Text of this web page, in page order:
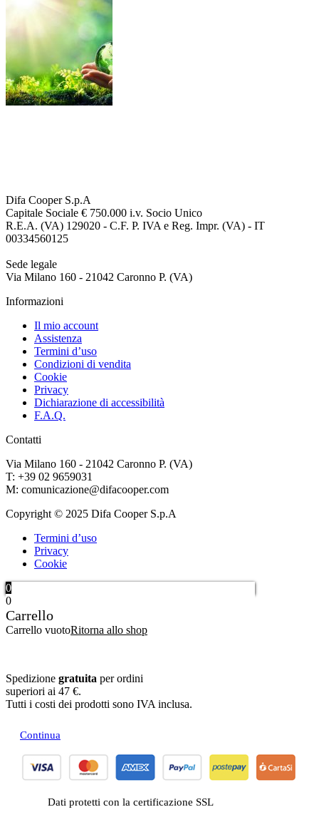
Difa Cooper S.p.A
Capitale Sociale € 750.000 i.v. Socio Unico
R.E.A. (VA) 129020 - C.F. P. IVA e Reg. Impr. (VA) - IT
00334560125
Sede legale
Via Milano 160 - 21042 Caronno P. (VA)
Informazioni
Il mio account
Assistenza
Termini d’uso
Condizioni di vendita
Cookie
Privacy
Dichiarazione di accessibilità
F.A.Q.
Contatti
Via Milano 160 - 21042 Caronno P. (VA)
T: +39 02 9659031
M: comunicazione@difacooper.com
Copyright © 2025 Difa Cooper S.p.A
Termini d’uso
Privacy
Cookie
0
0
Carrello
Carrello vuotoRitorna allo shop
Spedizione gratuita per ordini
superiori ai 47 €.
Tutti i costi dei prodotti sono IVA inclusa.
Continua
Dati protetti con la certificazione SSL